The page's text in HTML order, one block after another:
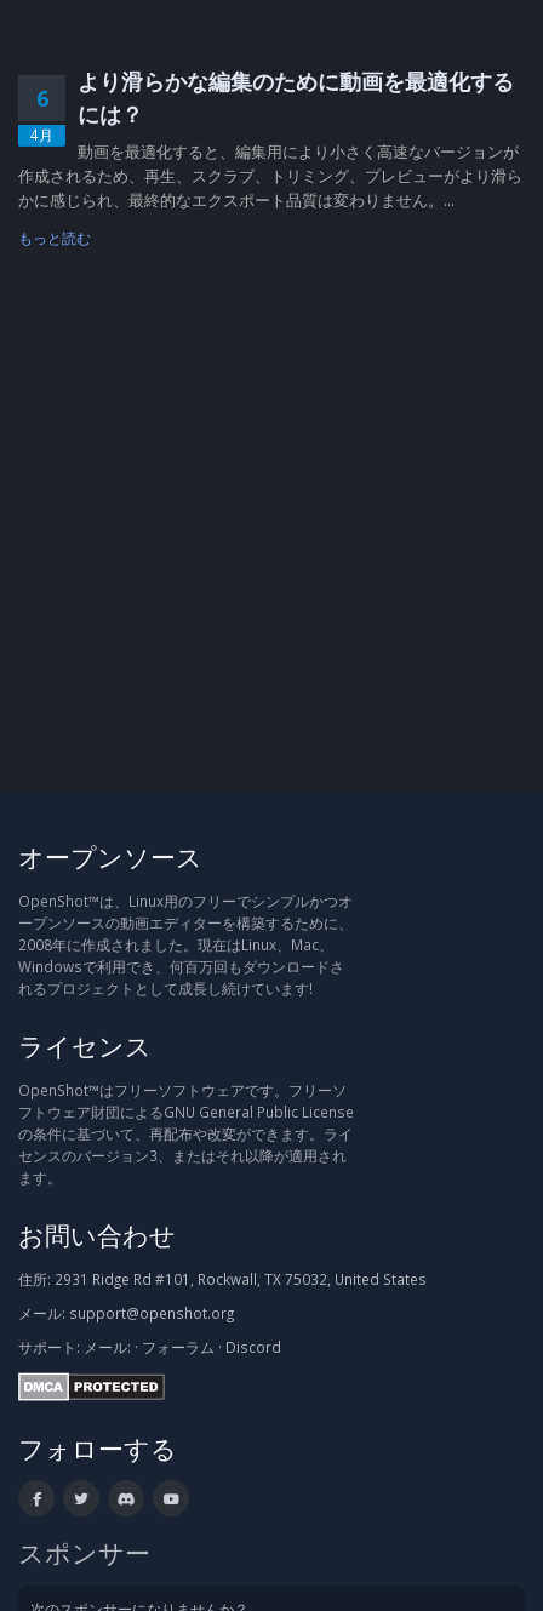
6
4月
より滑らかな編集のために動画を最適化する
には？
動画を最適化すると、編集用により小さく高速なバージョンが
作成されるため、再生、スクラブ、トリミング、プレビューがより滑ら
かに感じられ、最終的なエクスポート品質は変わりません。...
もっと読む
オープンソース
OpenShot™は、Linux用のフリーでシンプルかつオ
ープンソースの動画エディターを構築するために、
2008年に作成されました。現在はLinux、Mac、
Windowsで利用でき、何百万回もダウンロードさ
れるプロジェクトとして成長し続けています!
ライセンス
OpenShot™はフリーソフトウェアです。フリーソ
フトウェア財団によるGNU General Public License
の条件に基づいて、再配布や改変ができます。ライ
センスのバージョン3、またはそれ以降が適用され
ます。
お問い合わせ
住所: 2931 Ridge Rd #101, Rockwall, TX 75032, United States
メール: support@openshot.org
サポート: メール: · フォーラム · Discord
フォローする
スポンサー